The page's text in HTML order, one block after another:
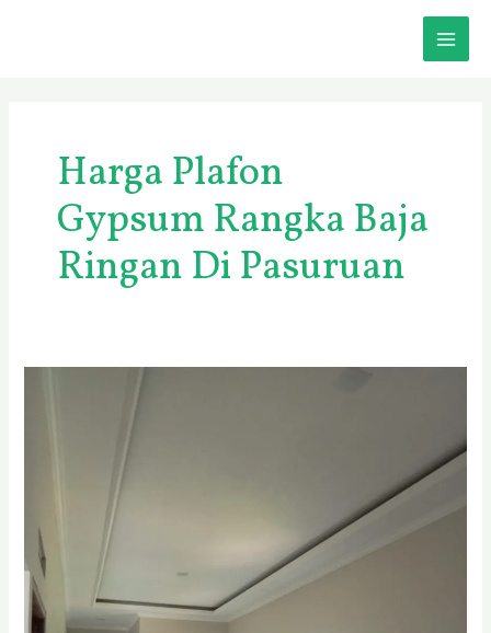
Harga Plafon
Gypsum Rangka Baja
Ringan Di Pasuruan